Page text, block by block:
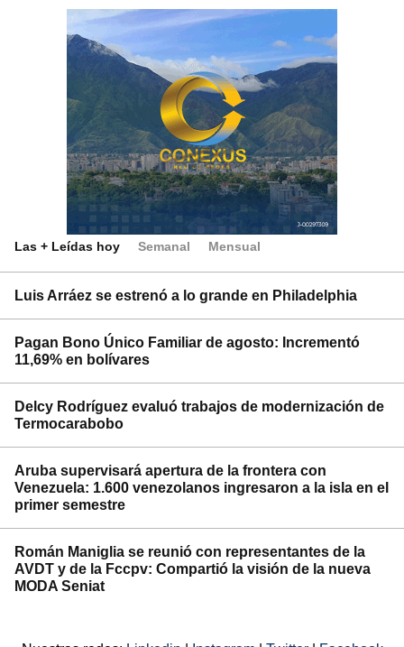
Las + Leídas hoy Semanal Mensual
Luis Arráez se estrenó a lo grande en Philadelphia
Pagan Bono Único Familiar de agosto: Incrementó
11,69% en bolívares
Delcy Rodríguez evaluó trabajos de modernización de
Termocarabobo
Aruba supervisará apertura de la frontera con
Venezuela: 1.600 venezolanos ingresaron a la isla en el
primer semestre
Román Maniglia se reunió con representantes de la
AVDT y de la Fccpv: Compartió la visión de la nueva
MODA Seniat